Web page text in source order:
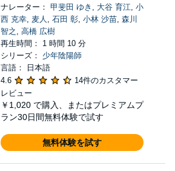
ナレーター： 甲斐田 ゆき 大谷 育江 小
西 克幸, 麦人 石田 彰, 小林 沙苗, 森川
智之
高橋 広樹
再生時間： 1 時間 10 分
シリーズ： 少年陰陽師
言語： 日本語
4.6
14件のカスタマー
レビュー
￥1,020 で購入、またはプレミアムプ
ラン30日間無料体験で試す
無料体験を試す